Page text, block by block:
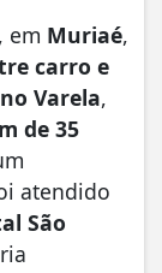
, em Muriaé,
carro e
Varela,
de 35
atendido
São